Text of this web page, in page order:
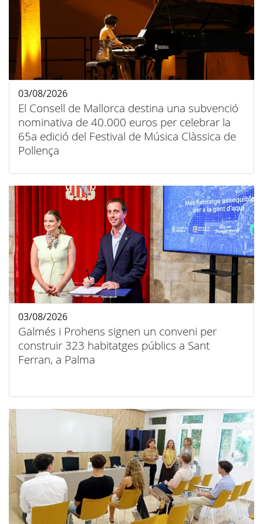
El Consell de Mallorca destina una subvenció
nominativa de 40.000 euros per celebrar la
65a edició del Festival de Música Clàssica de
Pollença
03/08/2026
Galmés i Prohens signen un conveni per
construir 323 habitatges públics a Sant
Ferran, a Palma
03/08/2026